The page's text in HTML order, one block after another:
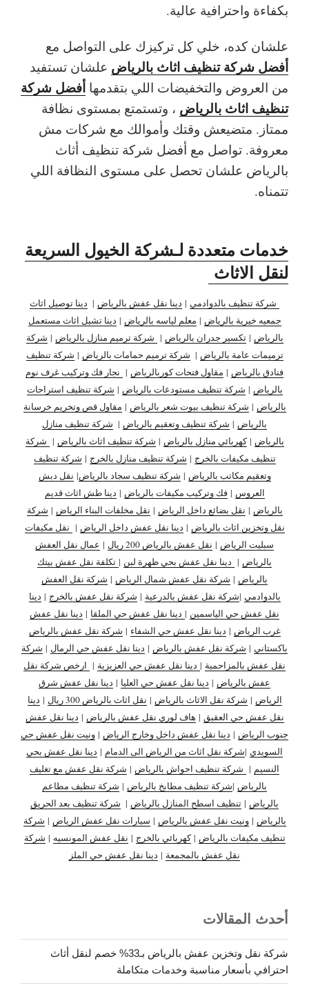
بكفاءة واحترافية عالية.
علشان كده، خلي كل تركيزك على التواصل مع
أفضل شركة تنظيف اثاث بالرياض علشان تستفيد
من العروض والتخفيضات اللي بتقدمها أفضل شركة
تنظيف اثاث بالرياض ، وتستمتع بمستوى نظافة
ممتاز. متضيعش وقتك وأموالك مع شركات مش
معروفة. تواصل مع أفضل شركة تنظيف أثاث
بالرياض علشان تحصل على مستوى النظافة اللي
تتمناه.
خدمات متعددة لـشركة الخيول السريعة
لنقل الاثاث
شركة تنظيف بالدوادمي | دينا نقل عفش بالرياض | دينا توصيل اثاث
جمعيه خيرية بالرياض | معلم لياسه بالرياض | دينا تشيل اثاث مستعمل
بالرياض |تكسير جدران بالرياض | شركة ترميم منازل بالرياض | شركة
ترميمات عامة بالرياض | شركة ترميم حمامات بالرياض | شركة تنظيف
فنادق بالرياض | مقاول فتحات كوربالرياض | نجار فك وتركيب غرف نوم
بالرياض | شركة تنظيف مستودعات بالرياض | شركة تنظيف استراحات
بالرياض | شركة تنظيف بيوت شعر بالرياض | مقاول قص وتخريم خرسانة
بالرياض | شركة تنظيف وتعقيم بالرياض | شركة تنظيف منازل
بالرياض |كهربائي منازل بالرياض | شركة تنظيف اثاث بالرياض | شركة
تنظيف مكيفات بالخرج | شركة تنظيف منازل بالخرج | شركة تنظيف
وتعقيم مكاتب بالرياض | شركة تنظيف سجاد بالرياض| نقل دبش
العروس |فك وتركيب مكيفات بالرياض | دينا طش اثاث قديم
بالرياض | نقل بضائع داخل الرياض | نقل مخلفات البناء الرياض | شركة
نقل وتخزين اثاث بالرياض | دينا نقل عفش داخل الرياض | نقل مكيفات
سبليت الرياض | نقل عفش بالرياض 200 ريال | عمال نقل العفش
بالرياض | دينا نقل عفش بحي ظهرة لبن | تكلفة نقل عفش بيتك
بالرياض | شركة نقل عفش شمال الرياض | شركة نقل العفش
بالدوادمي |شركة نقل عفش بالدرعية | شركة نقل عفش بالخرج | دينا
نقل عفش حي الياسمين | دينا نقل عفش حي الملقا | دينا نقل عفش
غرب الرياض | دينا نقل عفش حي الشفاء | شركة نقل عفش بالرياض
باكستاني | شركة نقل عفش بالرياض | دينا نقل عفش حي الرمال | شركة
نقل عفش بالمزاحمية | دينا نقل عفش حي العزيزية | ارخص شركة نقل
عفش بالرياض | دينا نقل عفش حي العليا | دينا نقل عفش شرق
الرياض | شركة نقل الاثاث بالرياض | نقل اثاث بالرياض 300 ريال | دينا
نقل عفش حي العقيق | هاف لوري نقل عفش بالرياض | دينا نقل عفش
جنوب الرياض | دينا نقل عفش داخل وخارج الرياض | ونيت نقل عفش حي
السويدي |شركة نقل اثاث من الرياض الى الدمام | دينا نقل عفش بحي
النسيم | شركة تنظيف احواش بالرياض | شركة نقل عفش مع تغليف
بالرياض |شركة تنظيف مطابخ بالرياض | شركة تنظيف مطاعم
بالرياض | تنظيف اسطح المنازل بالرياض | شركة تنظيف بعد الحريق
بالرياض |ونيت نقل عفش بالرياض | سيارات نقل عفش الرياض | شركة
تنظيف مكيفات بالرياض |كهربائي بالخرج | نقل عفش المونسيه | شركة
نقل عفش بالمجمعة | دينا نقل عفش حي الملز
أحدث المقالات
شركة نقل وتخزين عفش بالرياض بـ33% خصم لنقل أثاث
احترافي بأسعار مناسبة وخدمات متكاملة